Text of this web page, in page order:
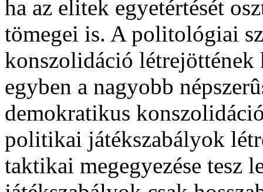
ha az elitek egyetértését
tömegei is. A politológiai
konszolidáció
egyben a nagyobb
demokratikus
politikai játékszabályok
taktikai megegyezése tesz